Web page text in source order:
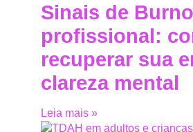
Sinais de
profissional:
recuperar sua
clareza mental
Leia mais »